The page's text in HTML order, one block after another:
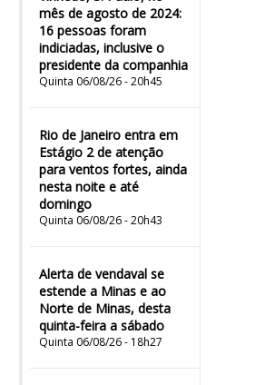
mês de agosto de 2024:
16 pessoas foram
indiciadas, inclusive o
presidente da companhia
Quinta 06/08/26 - 20h45
Rio de Janeiro entra em
Estágio 2 de atenção
para ventos fortes, ainda
nesta noite e até
domingo
Quinta 06/08/26 - 20h43
Alerta de vendaval se
estende a Minas e ao
Norte de Minas, desta
quinta-feira a sábado
Quinta 06/08/26 - 18h27